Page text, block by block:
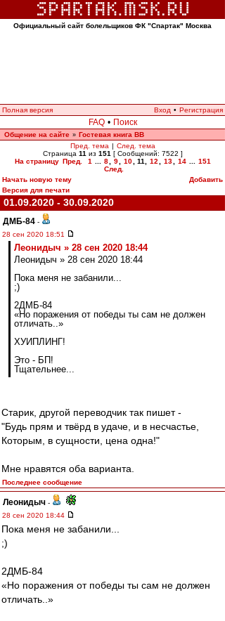
Официальный сайт болельщиков ФК "Спартак" Москва
Полная версия Вход • Регистрация
FAQ • Поиск
Общение на сайте » Гостевая книга ВВ
Пред. тема | След. тема
Страница 11 из 151 [ Сообщений: 7522 ]
На страницу Пред. 1 8 9 10 11 12 13 14
151
След.
Начать новую тему
Добавить
Версия для печати
01.09.2020 - 30.09.2020
ДМБ-84 -
28 сен 2020 18:51
Леонидыч » 28 сен 2020 18:44
Леонидыч » 28 сен 2020 18:44
Пока меня не забанили...
;)
2ДМБ-84
«Но поражения от победы ты сам не должен
отличать..»
ХУИПЛИНГ!
Это - БП!
Тщательнее...
Старик, другой переводчик так пишет -
"Будь прям и твёрд в удаче, и в несчастье,
Которым, в сущности, цена одна!"
Мне нравятся оба варианта.
Последнее сообщение
Леонидыч -
28 сен 2020 18:44
Пока меня не забанили...
;)
2ДМБ-84
«Но поражения от победы ты сам не должен
отличать..»